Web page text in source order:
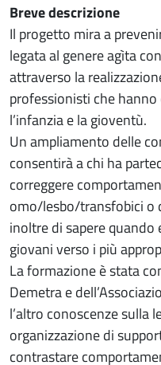
Breve descrizione
Il progetto mira a
legata al genere agìta
attraverso la
professionisti che
l’infanzia e la gioventù.
Un ampliamento delle
consentirà a chi ha
correggere
omo/lesbo/transfobici o
inoltre di sapere quando
giovani verso i più
La formazione è stata
Demetra e
l’altro conoscenze sulla
organizzazione di
contrastare